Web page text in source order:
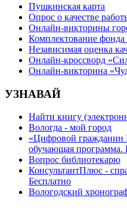
Пушкинская карта
Опрос о качестве
Онлайн-викторины
Комплектование фонда
Независимая оценка
Онлайн-кроссворд
Онлайн-викторина
УЗНАВАЙ
Найти книгу
Вологда - мой город
«Цифровой гражданин
обучающая программа.
Вопрос библиотекарю
КонсультантПлюс -
Бесплатно
Вологодский